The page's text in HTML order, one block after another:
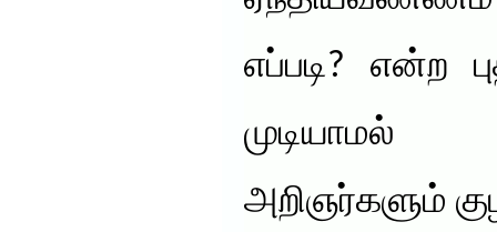
எப்படி? என்ற
முடியாமல்
அறிஞர்களும்